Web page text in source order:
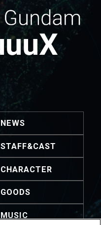
NEWS
STAFF&CAST
CHARACTER
GOODS
MUSIC